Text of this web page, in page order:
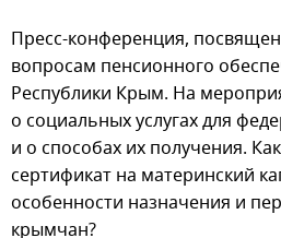
Пресс-конференция,
вопросам пенсионного
Республики Крым. На
о социальных услугах для
и о способах их получения.
сертификат на материнский
особенности назначения и
крымчан?